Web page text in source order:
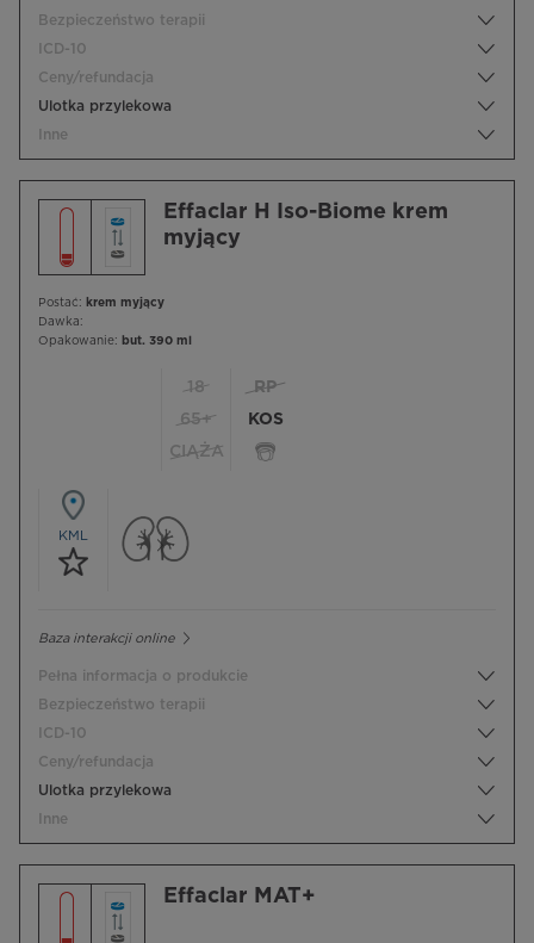
Bezpieczeństwo terapii
ICD-10
Ceny/refundacja
Ulotka przylekowa
Inne
Effaclar H Iso-Biome krem
myjący
Postać: krem myjący
Dawka:
Opakowanie: but. 390 ml
18
65+
CIĄŻA
RP
KOS
KML
Baza interakcji online
Pełna informacja o produkcie
Bezpieczeństwo terapii
ICD-10
Ceny/refundacja
Ulotka przylekowa
Inne
Effaclar MAT+